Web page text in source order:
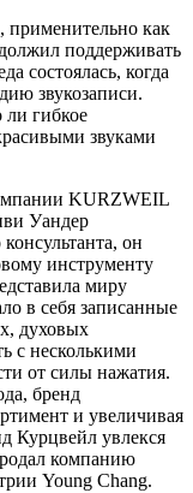
применительно как
поддерживать
состоялась, когда
звукозаписи.
ли гибкое
звуками
KURZWEIL
Уандер
он
инструменту
миру
в себя записанные
духовых
с несколькими
от силы нажатия.
бренд
и увеличивая
Курцвейл увлекся
компанию
Young Chang.